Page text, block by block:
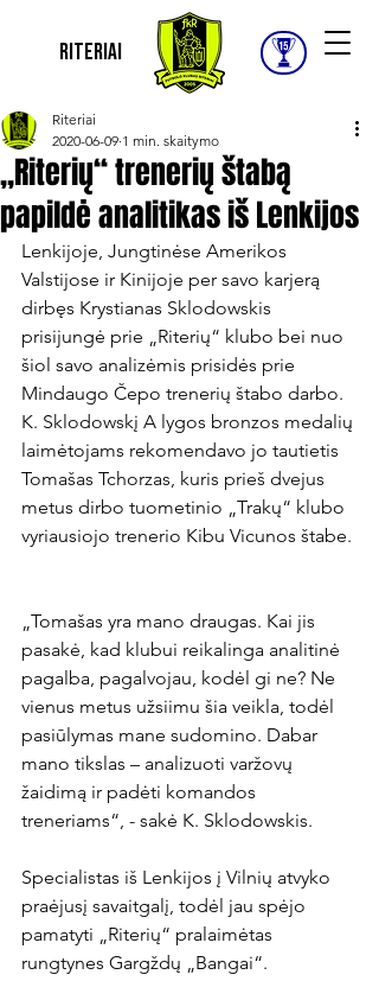
Riteriai
„Riterių“ trenerių štabą
papildė analitikas iš Lenkijos
Riteriai
2020-06-09 1 min. skaitymo
Lenkijoje, Jungtinėse Amerikos
Valstijose ir Kinijoje per savo karjerą
dirbęs Krystianas Sklodowskis
prisijungė prie „Riterių“ klubo bei nuo
šiol savo analizėmis prisidės prie
Mindaugo Čepo trenerių štabo darbo.
K. Sklodowskį A lygos bronzos medalių
laimėtojams rekomendavo jo tautietis
Tomašas Tchorzas, kuris prieš dvejus
metus dirbo tuometinio „Trakų“ klubo
vyriausiojo trenerio Kibu Vicunos štabe.
„Tomašas yra mano draugas. Kai jis
pasakė, kad klubui reikalinga analitinė
pagalba, pagalvojau, kodėl gi ne? Ne
vienus metus užsiimu šia veikla, todėl
pasiūlymas mane sudomino. Dabar
mano tikslas – analizuoti varžovų
žaidimą ir padėti komandos
treneriams“, - sakė K. Sklodowskis.
Specialistas iš Lenkijos į Vilnių atvyko
praėjusį savaitgalį, todėl jau spėjo
pamatyti „Riterių“ pralaimėtas
rungtynes Gargždų „Bangai“.